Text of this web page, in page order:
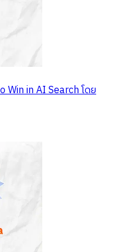
in AI Search โดย